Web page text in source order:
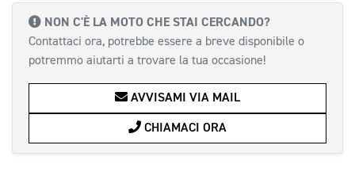
NON C'È LA MOTO CHE STAI CERCANDO?
Contattaci ora, potrebbe essere a breve disponibile o
potremmo aiutarti a trovare la tua occasione!
AVVISAMI VIA MAIL
CHIAMACI ORA